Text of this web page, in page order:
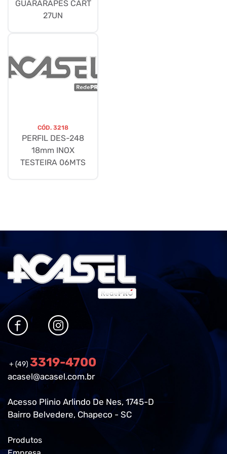
GUARARAPES CART
27UN
CÓD. 3218
PERFIL DES-248
18mm INOX
TESTEIRA 06MTS
+ (49) 3319-4700
acasel@acasel.com.br
Acesso Plinio Arlindo De Nes, 1745-D
Bairro Belvedere, Chapeco - SC
Produtos